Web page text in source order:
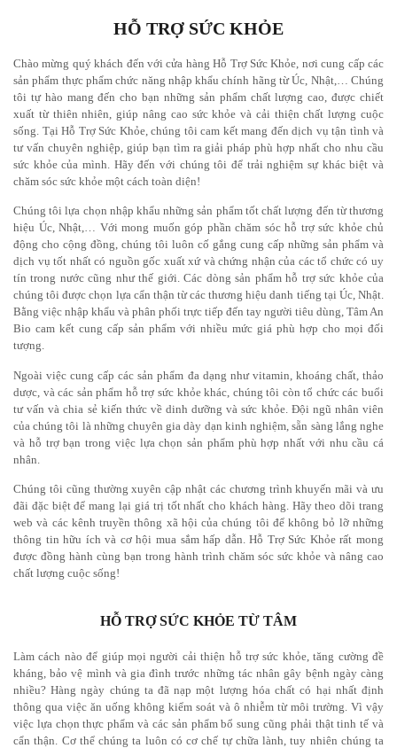
HỖ TRỢ SỨC KHỎE
Chào mừng quý khách đến với cửa hàng Hỗ Trợ Sức Khỏe, nơi cung cấp các
sản phẩm thực phẩm chức năng nhập khẩu chính hãng từ Úc, Nhật,… Chúng
tôi tự hào mang đến cho bạn những sản phẩm chất lượng cao, được chiết
xuất từ thiên nhiên, giúp nâng cao sức khỏe và cải thiện chất lượng cuộc
sống. Tại Hỗ Trợ Sức Khỏe, chúng tôi cam kết mang đến dịch vụ tận tình và
tư vấn chuyên nghiệp, giúp bạn tìm ra giải pháp phù hợp nhất cho nhu cầu
sức khỏe của mình. Hãy đến với chúng tôi để trải nghiệm sự khác biệt và
chăm sóc sức khỏe một cách toàn diện!
Chúng tôi lựa chọn nhập khẩu những sản phẩm tốt chất lượng đến từ thương
hiệu Úc, Nhật,… Với mong muốn góp phần chăm sóc hỗ trợ sức khỏe chủ
động cho cộng đồng, chúng tôi luôn cố gắng cung cấp những sản phẩm và
dịch vụ tốt nhất có nguồn gốc xuất xứ và chứng nhận của các tổ chức có uy
tín trong nước cũng như thế giới. Các dòng sản phẩm hỗ trợ sức khỏe của
chúng tôi được chọn lựa cẩn thận từ các thương hiệu danh tiếng tại Úc, Nhật.
Bằng việc nhập khẩu và phân phối trực tiếp đến tay người tiêu dùng, Tâm An
Bio cam kết cung cấp sản phẩm với nhiều mức giá phù hợp cho mọi đối
tượng.
Ngoài việc cung cấp các sản phẩm đa dạng như vitamin, khoáng chất, thảo
dược, và các sản phẩm hỗ trợ sức khỏe khác, chúng tôi còn tổ chức các buổi
tư vấn và chia sẻ kiến thức về dinh dưỡng và sức khỏe. Đội ngũ nhân viên
của chúng tôi là những chuyên gia dày dạn kinh nghiệm, sẵn sàng lắng nghe
và hỗ trợ bạn trong việc lựa chọn sản phẩm phù hợp nhất với nhu cầu cá
nhân.
Chúng tôi cũng thường xuyên cập nhật các chương trình khuyến mãi và ưu
đãi đặc biệt để mang lại giá trị tốt nhất cho khách hàng. Hãy theo dõi trang
web và các kênh truyền thông xã hội của chúng tôi để không bỏ lỡ những
thông tin hữu ích và cơ hội mua sắm hấp dẫn. Hỗ Trợ Sức Khỏe rất mong
được đồng hành cùng bạn trong hành trình chăm sóc sức khỏe và nâng cao
chất lượng cuộc sống!
HỖ TRỢ SỨC KHỎE TỪ TÂM
Làm cách nào để giúp mọi người cải thiện hỗ trợ sức khỏe, tăng cường đề
kháng, bảo vệ mình và gia đình trước những tác nhân gây bệnh ngày càng
nhiều? Hàng ngày chúng ta đã nạp một lượng hóa chất có hại nhất định
thông qua việc ăn uống không kiểm soát và ô nhiễm từ môi trường. Vì vậy
việc lựa chọn thực phẩm và các sản phẩm bổ sung cũng phải thật tinh tế và
cẩn thận. Cơ thể chúng ta luôn có cơ chế tự chữa lành, tuy nhiên chúng ta